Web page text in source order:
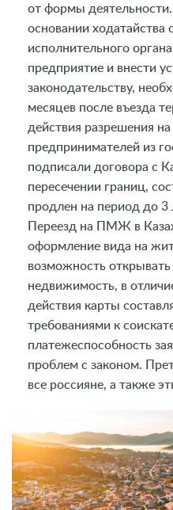
от формы
основании ходатайства
исполнительного
предприятие и внести
законодательству,
месяцев после въезда
действия разрешения
предпринимателей из
подписали договора с
пересечении границ,
продлен на период до 3
Переезд на ПМЖ в
оформление вида на
возможность
недвижимость, в
действия карты
требованиями к
платежеспособность
проблем с законом.
все россияне, а также